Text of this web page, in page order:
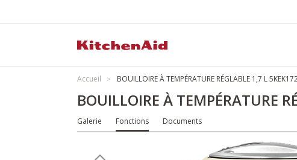
Accueil BOUILLOIRE À TEMPÉRATURE RÉGLABLE 1,7 L
BOUILLOIRE À TEMPÉRATURE
Galerie Fonctions Documents